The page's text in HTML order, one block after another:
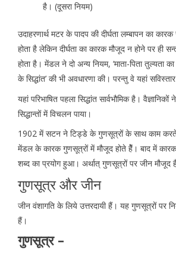
है। (दूसरा नियम)
उदाहरणार्थ मटर के पादप की दीर्घता लम्बापन का
होता है लेकिन दीर्घता का कारक मौजूद न होने पर ही
होता है। मेंडल ने दो अन्य नियम, ‘माता-पिता तुल्यता
के सिद्धांत’ की भी अवधारणा की। परन्तु वे यहां
यहां परिभाषित पहला सिद्धांत सार्वभौमिक है।
सिद्धान्तों में विचलन पाया।
1902 में सटन ने टिड्डे के गुणसूत्रों के साथ काम करते
मेंडल के कारक गुणसूत्रों में मौजूद होते हैें। बाद में
शब्द का प्रयोग हुआ। अर्थात् गुणसूत्रों पर जीन मौजूद
गुणसूत्र और जीन
जीन वंशागति के लिये उत्तरदायी हैं। यह गुणसूत्रों पर
हैं।
गुणसूत्र –